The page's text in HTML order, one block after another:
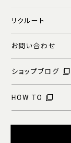
リクルート
お問い合わせ
ショップブログ
HOW TO